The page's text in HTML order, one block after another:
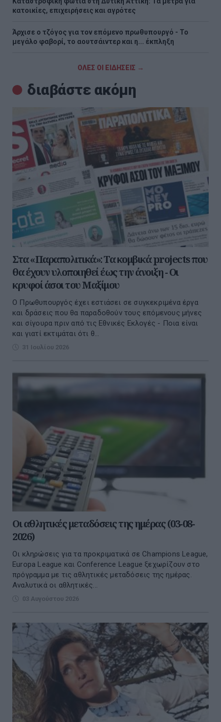
κατοικίες, επιχειρήσεις και αγρότες
Άρχισε ο τζόγος για τον επόμενο πρωθυπουργό - Το
μεγάλο φαβορί, το αουτσάιντερ και η... έκπληξη
ΟΛΕΣ ΟΙ ΕΙΔΗΣΕΙΣ →
διαβάστε ακόμη
Στα «Παραπολιτικά»: Τα κομβικά projects που
θα έχουν υλοποιηθεί έως την άνοιξη - Οι
κρυφοί άσοι του Μαξίμου
Ο Πρωθυπουργός έχει εστιάσει σε συγκεκριμένα έργα
και δράσεις που θα παραδοθούν τους επόµενους µήνες
και σίγουρα πριν από τις Εθνικές Εκλογές - Ποια είναι
και γιατί εκτιµάται ότι θ...
31 Ιουλίου 2026
Οι αθλητικές μεταδόσεις της ημέρας (03-08-
2026)
Οι κληρώσεις για τα προκριματικά σε Champions League,
Europa League και Conference League ξεχωρίζουν στο
πρόγραμμα με τις αθλητικές μεταδόσεις της ημέρας.
Αναλυτικά οι αθλητικές...
03 Αυγούστου 2026